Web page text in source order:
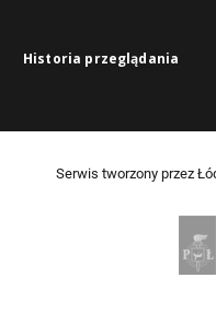
Historia przeglądania
Serwis tworzony przez